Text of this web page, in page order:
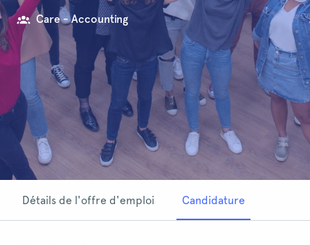
Care - Accounting
Détails de l'offre d'emploi Candidature